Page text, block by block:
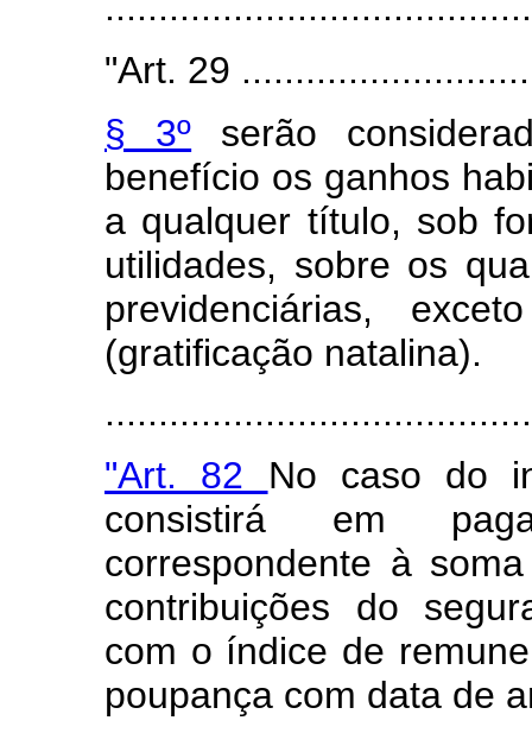
"Art. 29
§ 3º serão
benefício os ganhos
a qualquer título, sob
utilidades, sobre os
previdenciárias,
(gratificação natalina).
"Art. 82 No caso do
consistirá em
correspondente à
contribuições do
com o índice de
poupança com data de